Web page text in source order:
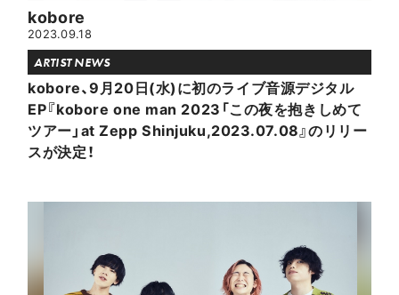
kobore
2023.09.18
ARTIST NEWS
kobore、9月20日(水)に初のライブ音源デジタル
EP『kobore one man 2023「この夜を抱きしめて
ツアー」at Zepp Shinjuku,2023.07.08』のリリー
スが決定！